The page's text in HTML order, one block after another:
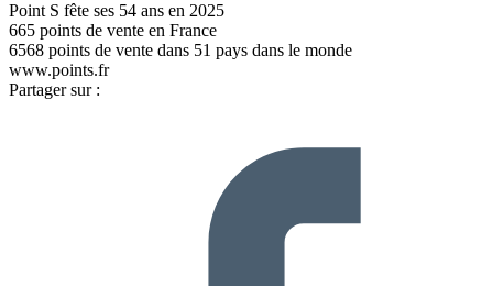
Point S fête ses 54 ans en 2025
665 points de vente en France
6568 points de vente dans 51 pays dans le monde
www.points.fr
Partager sur :